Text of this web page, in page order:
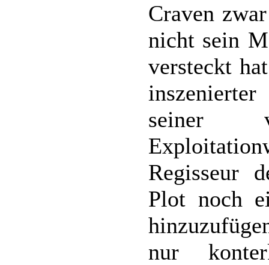
Craven
nicht sein
versteckt
seiner
Regisseur
Plot noch
nur